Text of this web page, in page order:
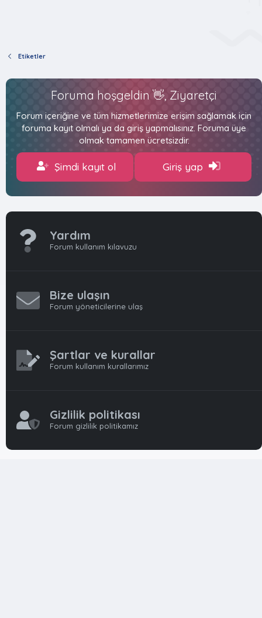
Etiketler
Foruma hoşgeldin 👋, Ziyaretçi
Forum içeriğine ve tüm hizmetlerimize erişim sağlamak için
foruma kayıt olmalı ya da giriş yapmalısınız. Foruma üye
olmak tamamen ücretsizdir.
Şimdi kayıt ol Giriş yap
Yardım
Forum kullanım kılavuzu
Bize ulaşın
Forum yöneticilerine ulaş
Şartlar ve kurallar
Forum kullanım kurallarımız
Gizlilik politikası
Forum gizlilik politikamız